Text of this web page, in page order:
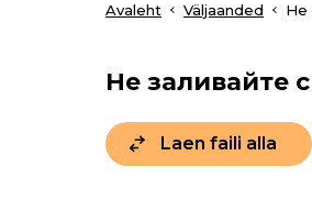
Avaleht Väljaanded Не
Не заливайте
Laen faili alla